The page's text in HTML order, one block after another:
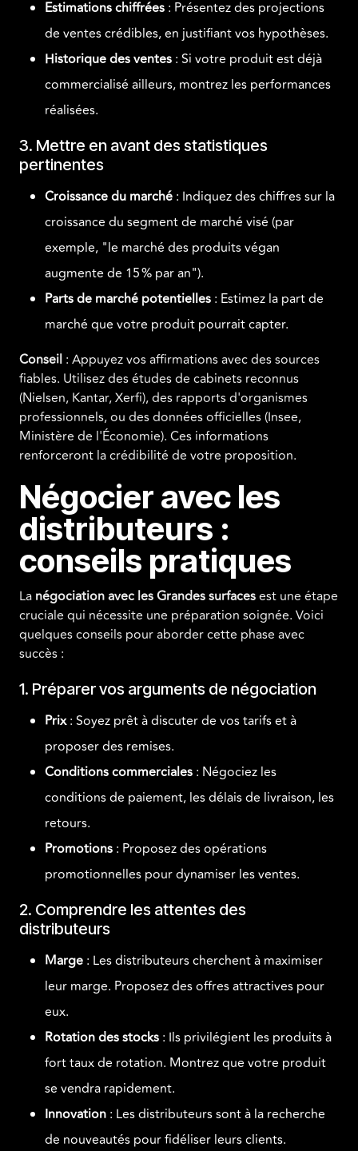
Estimations chiffrées : Présentez des projections
de ventes crédibles, en justifiant vos hypothèses.
Historique des ventes : Si votre produit est déjà
commercialisé ailleurs, montrez les performances
réalisées.
3. Mettre en avant des statistiques
pertinentes
Croissance du marché : Indiquez des chiffres sur la
croissance du segment de marché visé (par
exemple, "le marché des produits végan
augmente de 15 % par an").
Parts de marché potentielles : Estimez la part de
marché que votre produit pourrait capter.
Conseil : Appuyez vos affirmations avec des sources
fiables. Utilisez des études de cabinets reconnus
(Nielsen, Kantar, Xerfi), des rapports d'organismes
professionnels, ou des données officielles (Insee,
Ministère de l'Économie). Ces informations
renforceront la crédibilité de votre proposition.
Négocier avec les
distributeurs :
conseils pratiques
La négociation avec les Grandes surfacesest une étape
cruciale qui nécessite une préparation soignée. Voici
quelques conseils pour aborder cette phase avec
succès :
1. Préparer vos arguments de négociation
Prix: Soyez prêt à discuter de vos tarifs et à
proposer des remises.
Conditions commerciales : Négociez les
conditions de paiement, les délais de livraison, les
retours.
Promotions : Proposez des opérations
promotionnelles pour dynamiser les ventes.
2. Comprendre les attentes des
distributeurs
Marge : Les distributeurs cherchent à maximiser
leur marge. Proposez des offres attractives pour
eux.
Rotation des stocks : Ils privilégient les produits à
fort taux de rotation. Montrez que votre produit
se vendra rapidement.
Innovation : Les distributeurs sont à la recherche
de nouveautés pour fidéliser leurs clients.